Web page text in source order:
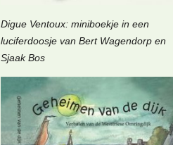
Digue Ventoux: miniboekje in een
luciferdoosje van Bert Wagendorp en
Sjaak Bos